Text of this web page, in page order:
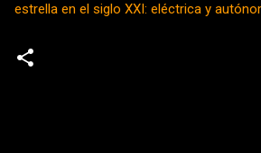
estrella en el siglo XXI: eléctrica y